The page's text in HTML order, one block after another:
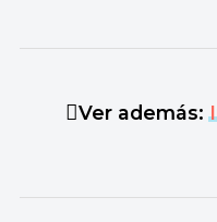
Ver además: